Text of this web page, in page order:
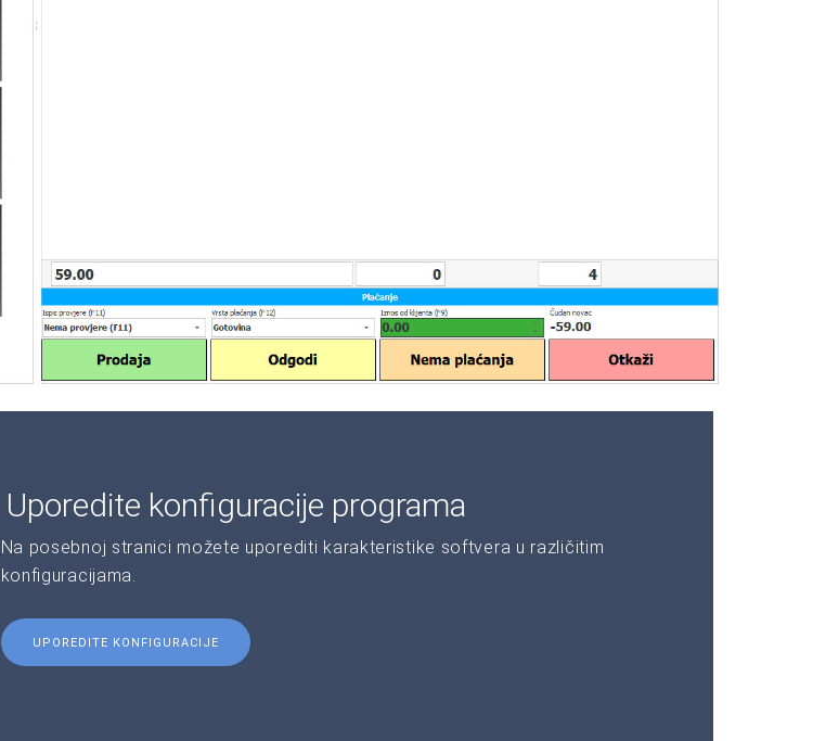
Uporedite konfiguracije programa
Na posebnoj stranici možete uporediti karakteristike softvera u različitim
konfiguracijama.
UPOREDITE KONFIGURACIJE